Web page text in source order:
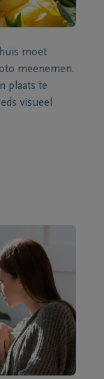
moet
meenemen.
plaats te
visueel